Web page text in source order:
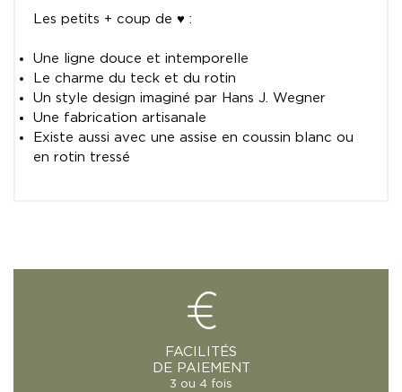
Les petits + coup de ♥ :
Une ligne douce et intemporelle
Le charme du teck et du rotin
Un style design imaginé par Hans J. Wegner
Une fabrication artisanale
Existe aussi avec une assise en coussin blanc ou
en rotin tressé
FACILITÉS
DE PAIEMENT
3 ou 4 fois